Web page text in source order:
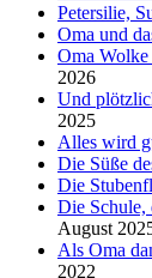
Petersilie,
Oma und
Oma
2026
Und
2025
Alles wird
Die Süße
Die
Die Schule,
August
Als Oma
2022